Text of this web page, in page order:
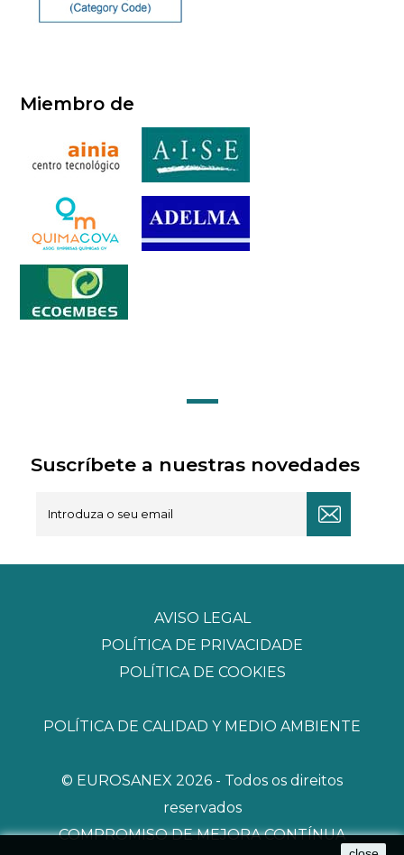
Miembro de
Suscríbete a nuestras novedades
AVISO LEGAL
POLÍTICA DE PRIVACIDADE
POLÍTICA DE COOKIES
POLÍTICA DE CALIDAD Y MEDIO AMBIENTE
© EUROSANEX 2026 - Todos os direitos
reservados
COMPROMISO DE MEJORA CONTÍNUA